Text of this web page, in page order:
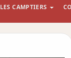
LES CAMPTIERS